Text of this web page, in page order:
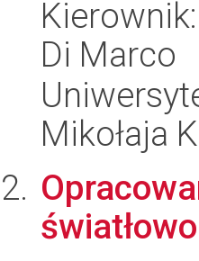
Di Marco
Mikołaja